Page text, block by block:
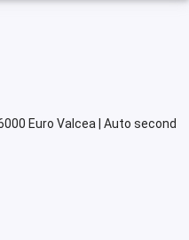
Euro Valcea | Auto second